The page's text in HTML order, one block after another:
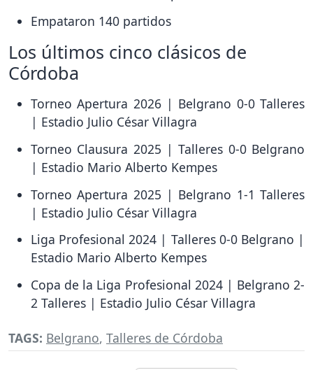
Empataron 140 partidos
Los últimos cinco clásicos de
Córdoba
Torneo Apertura 2026 | Belgrano 0-0 Talleres
| Estadio Julio César Villagra
Torneo Clausura 2025 | Talleres 0-0 Belgrano
| Estadio Mario Alberto Kempes
Torneo Apertura 2025 | Belgrano 1-1 Talleres
| Estadio Julio César Villagra
Liga Profesional 2024 | Talleres 0-0 Belgrano |
Estadio Mario Alberto Kempes
Copa de la Liga Profesional 2024 | Belgrano 2-
2 Talleres | Estadio Julio César Villagra
TAGS: Belgrano, Talleres de Córdoba